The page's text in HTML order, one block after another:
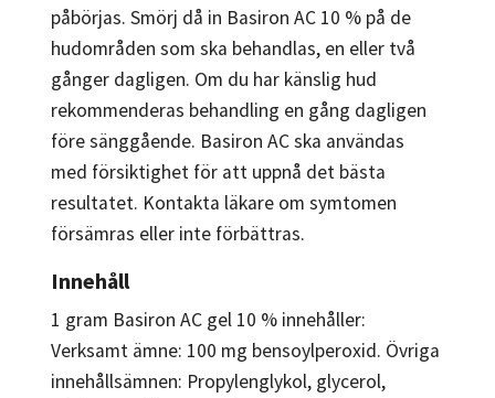
påbörjas. Smörj då in Basiron AC 10 % på de
hudområden som ska behandlas, en eller två
gånger dagligen. Om du har känslig hud
rekommenderas behandling en gång dagligen
före sänggående. Basiron AC ska användas
med försiktighet för att uppnå det bästa
resultatet. Kontakta läkare om symtomen
försämras eller inte förbättras.
Innehåll
1 gram Basiron AC gel 10 % innehåller:
Verksamt ämne: 100 mg bensoylperoxid. Övriga
innehållsämnen: Propylenglykol, glycerol,